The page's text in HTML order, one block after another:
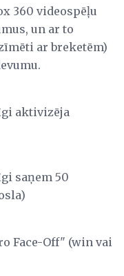
360 videospēļu
un ar to
ar breketēm)
aktivizēja
saņem 50
Face-Off" (win vai